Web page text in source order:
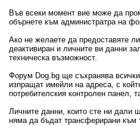
Във всеки момент вие може да
обърнете към администратра на
Ако не желаете да предоставяте
деактивиран и личните ви данни
техническа възможност.
Форум Dog.bg ще съхранява
изпращат имейли на адреса, с
потребителския контролен панел,
Личните данни, които сте ни дали
няма да бъдат трансферирани към